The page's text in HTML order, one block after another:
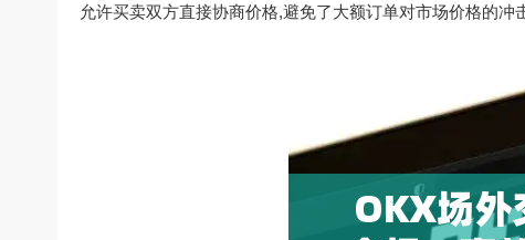
允许买卖双方直接协商价格,避免了大额订单对市场价格的冲